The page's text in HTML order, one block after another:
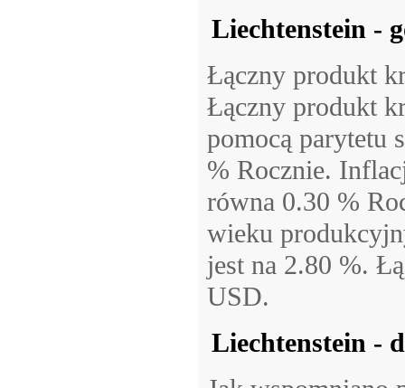
Liechtenstein -
Łączny produkt
Łączny produkt
pomocą parytetu
% Rocznie.
równa 0.30 %
wieku
jest na 2.80 %.
USD.
Liechtenstein -